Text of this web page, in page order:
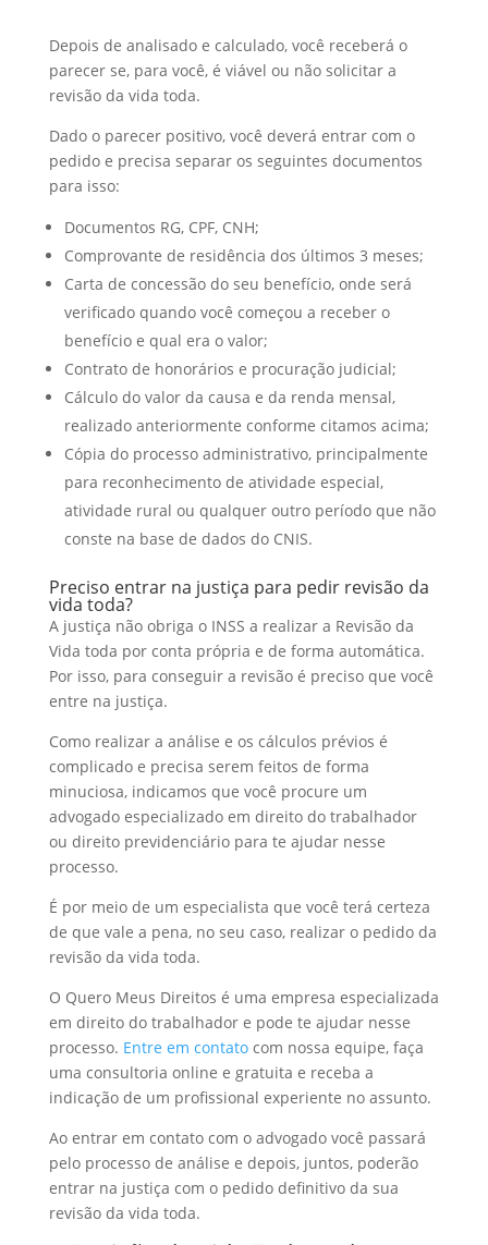
Depois de analisado e calculado, você receberá o
parecer se, para você, é viável ou não solicitar a
revisão da vida toda.
Dado o parecer positivo, você deverá entrar com o
pedido e precisa separar os seguintes documentos
para isso:
Documentos RG, CPF, CNH;
Comprovante de residência dos últimos 3 meses;
Carta de concessão do seu benefício, onde será
verificado quando você começou a receber o
benefício e qual era o valor;
Contrato de honorários e procuração judicial;
Cálculo do valor da causa e da renda mensal,
realizado anteriormente conforme citamos acima;
Cópia do processo administrativo, principalmente
para reconhecimento de atividade especial,
atividade rural ou qualquer outro período que não
conste na base de dados do CNIS.
Preciso entrar na justiça para pedir revisão da
vida toda?
A justiça não obriga o INSS a realizar a Revisão da
Vida toda por conta própria e de forma automática.
Por isso, para conseguir a revisão é preciso que você
entre na justiça.
Como realizar a análise e os cálculos prévios é
complicado e precisa serem feitos de forma
minuciosa, indicamos que você procure um
advogado especializado em direito do trabalhador
ou direito previdenciário para te ajudar nesse
processo.
É por meio de um especialista que você terá certeza
de que vale a pena, no seu caso, realizar o pedido da
revisão da vida toda.
O Quero Meus Direitos é uma empresa especializada
em direito do trabalhador e pode te ajudar nesse
processo. Entre em contatocom nossa equipe, faça
uma consultoria online e gratuita e receba a
indicação de um profissional experiente no assunto.
Ao entrar em contato com o advogado você passará
pelo processo de análise e depois, juntos, poderão
entrar na justiça com o pedido definitivo da sua
revisão da vida toda.